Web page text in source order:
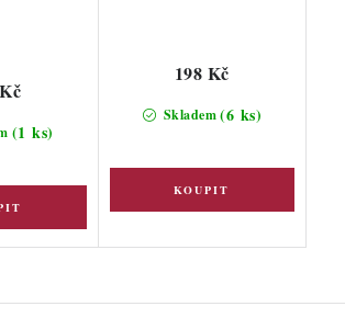
(1 ks)
Skladem(6 ks)
198 Kč